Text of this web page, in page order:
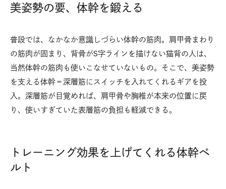
美姿勢の要、体幹を鍛える
普段では、なかなか意識しづらい体幹の筋肉。肩甲骨まわり
の筋肉が固まり、背骨がS字ラインを描けない猫背の人は、
当然体幹の筋肉も使いこなせていないもの。そこで、美姿勢
を支える体幹＝深層筋にスイッチを入れてくれるギアを投
入。深層筋が目覚めれば、肩甲骨や胸椎が本来の位置に戻
り、使いすぎていた表層筋の負担も軽減できる。
トレーニング効果を上げてくれる体幹ベ
ルト